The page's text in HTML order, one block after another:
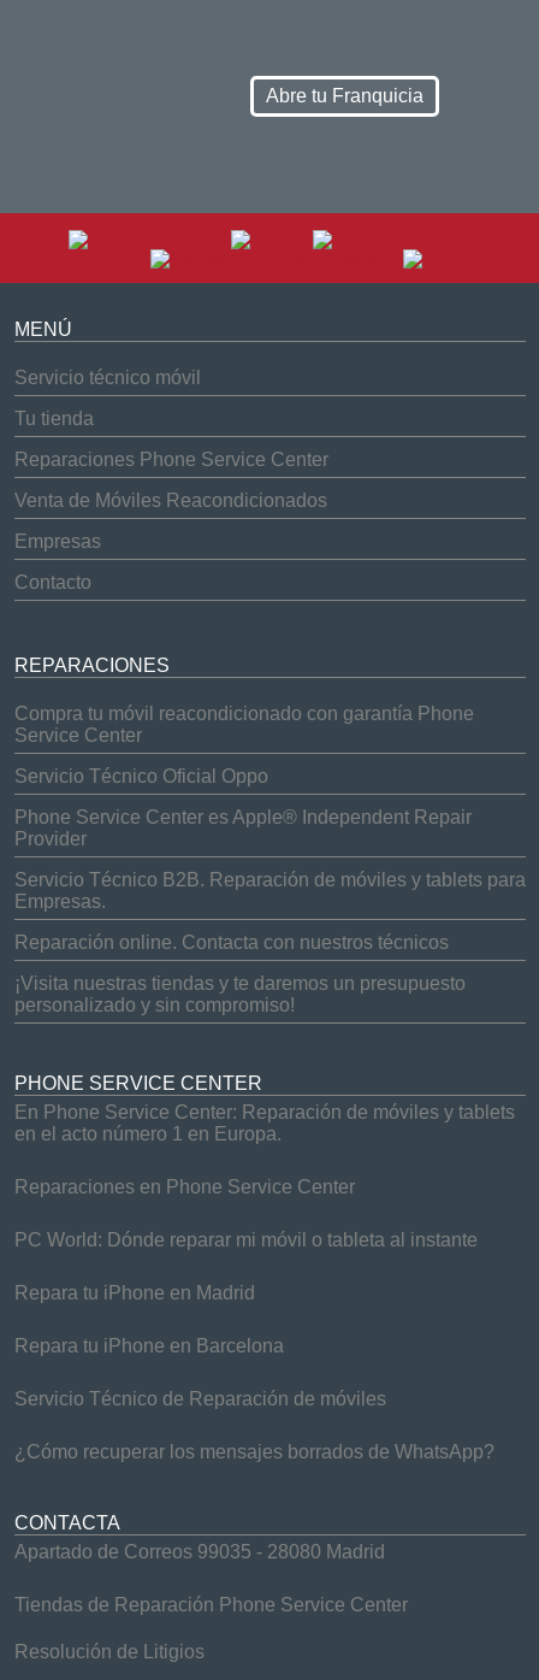
Abre tu Franquicia
MENÚ
Servicio técnico móvil
Tu tienda
Reparaciones Phone Service Center
Venta de Móviles Reacondicionados
Empresas
Contacto
REPARACIONES
Compra tu móvil reacondicionado con garantía Phone
Service Center
Servicio Técnico Oficial Oppo
Phone Service Center es Apple® Independent Repair
Provider
Servicio Técnico B2B. Reparación de móviles y tablets para
Empresas.
Reparación online. Contacta con nuestros técnicos
¡Visita nuestras tiendas y te daremos un presupuesto
personalizado y sin compromiso!
PHONE SERVICE CENTER
En Phone Service Center: Reparación de móviles y tablets
en el acto número 1 en Europa.
Reparaciones en Phone Service Center
PC World: Dónde reparar mi móvil o tableta al instante
Repara tu iPhone en Madrid
Repara tu iPhone en Barcelona
Servicio Técnico de Reparación de móviles
¿Cómo recuperar los mensajes borrados de WhatsApp?
CONTACTA
Apartado de Correos 99035 - 28080 Madrid
Tiendas de Reparación Phone Service Center
Resolución de Litigios